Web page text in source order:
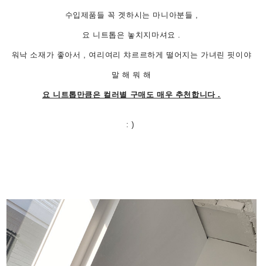
수입제품들 꼭 겟하시는 마니아분들 ,
요 니트톱은 놓치지마셔요 .
워낙 소재가 좋아서 , 여리여리 챠르르하게 떨어지는 가녀린 핏이야
말 해 뭐 해
요 니트톱만큼은 컬러별 구매도 매우 추천합니다 .
: )